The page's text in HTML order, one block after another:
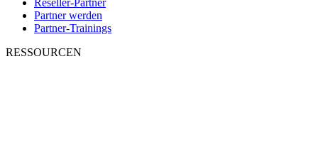
Reseller-Partner
Partner werden
Partner-Trainings
RESSOURCEN